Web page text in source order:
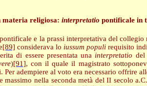
materia religiosa: interpretatio pontificale in
e la prassi interpretativa del
[89] considerava lo iussum populi requisito
di essere presentata una interpretatio del
)[91], con il quale il magistrato
adempiere al voto era necessario offrire
massimo nella seconda metà del II secolo a.C.